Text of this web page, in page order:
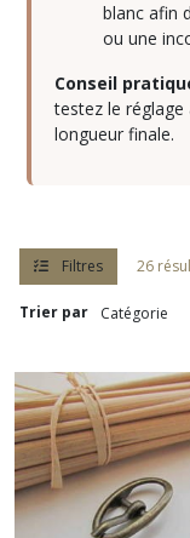
blanc afin
ou une
Conseil
testez le réglage
longueur finale.
Filtres 26
Trier par
Passant
(6)
résultats